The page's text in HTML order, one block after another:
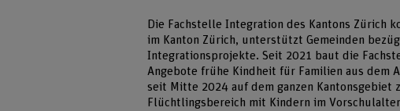
Die Fachstelle Integration des Kantons Zürich
im Kanton Zürich, unterstützt Gemeinden
Integrationsprojekte. Seit 2021 baut die
Angebote frühe Kindheit für Familien aus dem
seit Mitte 2024 auf dem ganzen Kantonsgebiet
Flüchtlingsbereich mit Kindern im